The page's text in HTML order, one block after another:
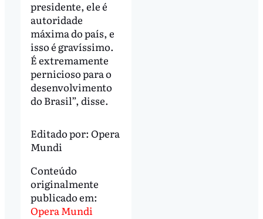
presidente, ele é
autoridade
máxima do país, e
isso é gravíssimo.
É extremamente
pernicioso para o
desenvolvimento
do Brasil”, disse.
Editado por: Opera
Mundi
Conteúdo
originalmente
publicado em:
Opera Mundi